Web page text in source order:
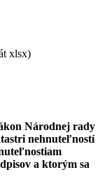
xlsx)
Národnej rady
nehnuteľností
a ktorým sa